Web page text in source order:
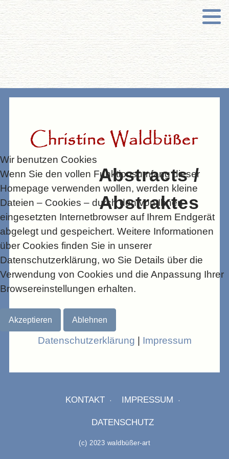
Abstracts /
Abstraktes
KONTAKT IMPRESSUM
DATENSCHUTZ
(c) 2023 waldbüßer-art
Wir benutzen Cookies
Wenn Sie den vollen Funktionsumfang dieser
Homepage verwenden wollen, werden kleine
Dateien – Cookies – durch den von Ihnen
eingesetzten Internetbrowser auf Ihrem Endgerät
abgelegt und gespeichert. Weitere Informationen
über Cookies finden Sie in unserer
Datenschutzerklärung, wo Sie Details über die
Verwendung von Cookies und die Anpassung Ihrer
Browsereinstellungen erhalten.
Akzeptieren Ablehnen
Datenschutzerklärung Impressum
NEW PICTURES
COVID-19/20/21/22
BEDSCAPES
STILL LIVES
ABSTRACTS
STRIPED